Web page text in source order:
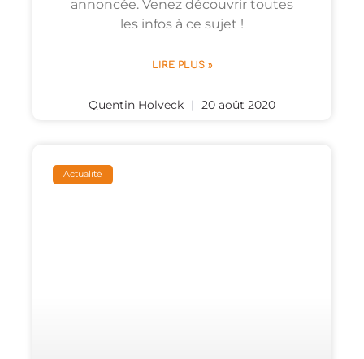
annoncée. Venez découvrir toutes
les infos à ce sujet !
LIRE PLUS »
Quentin Holveck 20 août 2020
Actualité